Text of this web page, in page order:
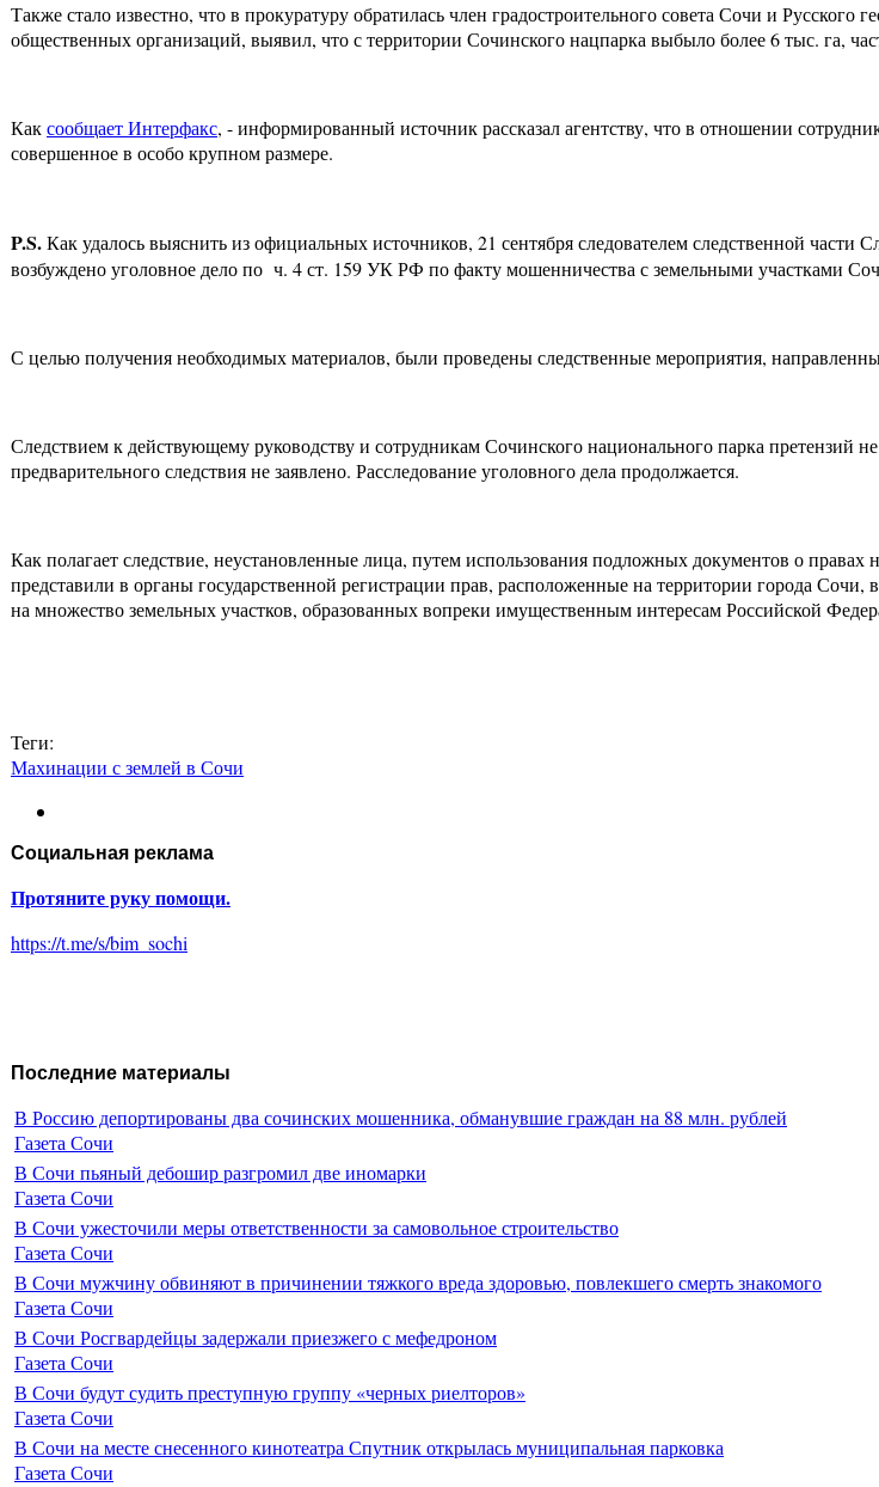
Также стало известно, что в прокуратуру обратилась член градостроительного совета Сочи и
общественных организаций, выявил, что с территории Сочинского нацпарка выбыло более 6 тыс. га,
Каксообщает Интерфакс, - информированный источник рассказал агентству, что в отношении
совершенное в особо крупном размере.
P.S.Как удалось выяснить из официальных источников, 21 сентября следователем следственной
возбуждено уголовное дело по ч. 4 ст. 159 УК РФ по факту мошенничества с земельными участками
С целью получения необходимых материалов, были проведены следственные мероприятия,
Следствием к действующему руководству и сотрудникам Сочинского национального парка претензий
предварительного следствия не заявлено. Расследование уголовного дела продолжается.
Как полагает следствие, неустановленные лица, путем использования подложных документов о
представили в органы государственной регистрации прав, расположенные на территории города
на множество земельных участков, образованных вопреки имущественным интересам Российской
Теги:
Махинации с землей в Сочи
Социальная реклама
Протяните руку помощи.
https://t.me/s/bim_sochi
Последние материалы
В Россию депортированы два сочинских мошенника, обманувшие граждан на 88 млн. рублей
Газета Сочи
В Сочи пьяный дебошир разгромил две иномарки
Газета Сочи
В Сочи ужесточили меры ответственности за самовольное строительство
Газета Сочи
В Сочи мужчину обвиняют в причинении тяжкого вреда здоровью, повлекшего смерть знакомого
Газета Сочи
В Сочи Росгвардейцы задержали приезжего с мефедроном
Газета Сочи
В Сочи будут судить преступную группу «черных риелторов»
Газета Сочи
В Сочи на месте снесенного кинотеатра Спутник открылась муниципальная парковка
Газета Сочи